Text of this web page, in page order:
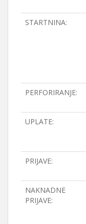
STARTNINA:
PERFORIRANJE:
UPLATE:
PRIJAVE:
NAKNADNE
PRIJAVE: